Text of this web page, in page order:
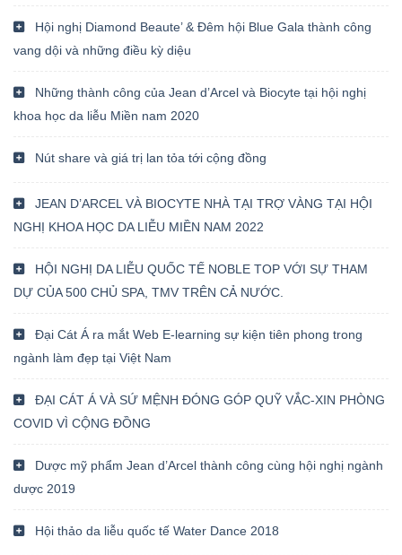
Hội nghị Diamond Beaute’ & Đêm hội Blue Gala thành công
vang dội và những điều kỳ diệu
Những thành công của Jean d’Arcel và Biocyte tại hội nghị
khoa học da liễu Miền nam 2020
Nút share và giá trị lan tỏa tới cộng đồng
JEAN D’ARCEL VÀ BIOCYTE NHÀ TẠI TRỢ VÀNG TẠI HỘI
NGHỊ KHOA HỌC DA LIỄU MIỀN NAM 2022
HỘI NGHỊ DA LIỄU QUỐC TẾ NOBLE TOP VỚI SỰ THAM
DỰ CỦA 500 CHỦ SPA, TMV TRÊN CẢ NƯỚC.
Đại Cát Á ra mắt Web E-learning sự kiện tiên phong trong
ngành làm đẹp tại Việt Nam
ĐẠI CÁT Á VÀ SỨ MỆNH ĐÓNG GÓP QUỸ VẮC-XIN PHÒNG
COVID VÌ CỘNG ĐỒNG
Dược mỹ phẩm Jean d’Arcel thành công cùng hội nghị ngành
dược 2019
Hội thảo da liễu quốc tế Water Dance 2018